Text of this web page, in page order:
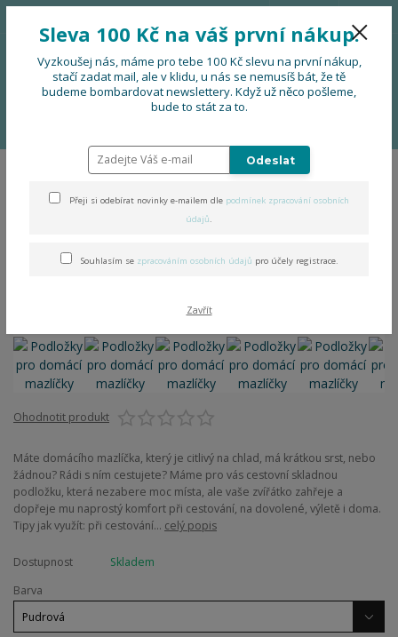
Menu
0 Kč
Podložky pro domácí
Ohodnotit produkt
Máte domácího mazlíčka, který je citlivý na chlad, má krátkou srst, nebo
žádnou? Rádi s ním cestujete? Máme pro vás cestovní skladnou
podložku, která nezabere moc místa, ale vaše zvířátko zahřeje a
dopřeje mu naprostý komfort při cestování, na dovolené, výletě i doma.
Tipy jak využít: při cestování... celý popis
Dostupnost
Skladem
Barva
Sleva 100 Kč na váš první nákup.
Vyzkoušej nás, máme pro tebe 100 Kč slevu na první nákup,
stačí zadat mail, ale v klidu, u nás se nemusíš bát, že tě
budeme bombardovat newslettery. Když už něco pošleme,
bude to stát za to.
Odeslat
Přeji si odebírat novinky e-mailem dle podmínek zpracování osobních
údajů.
Souhlasím se zpracováním osobních údajů pro účely registrace.
Zavřít